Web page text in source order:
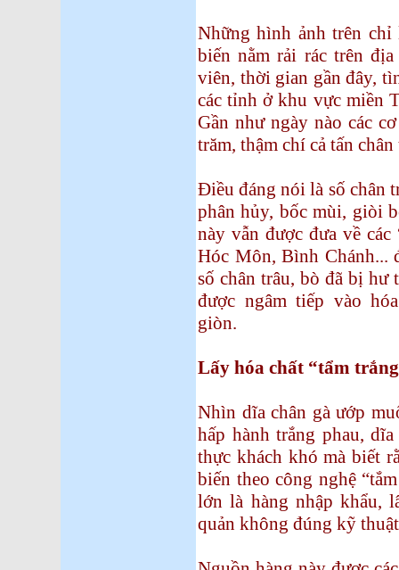
Những hình ảnh trên chỉ
biến nằm rải rác trên
viên, thời gian gần đây,
các tỉnh ở khu vực miền
Gần như ngày nào các
trăm, thậm chí cả tấn
Điều đáng nói là số chân
phân hủy, bốc mùi, giòi
này vẫn được đưa về
Hóc Môn, Bình Chánh...
số chân trâu, bò đã bị hư
được ngâm tiếp vào
giòn.
Lấy hóa chất “tẩm
Nhìn dĩa chân gà ướp
hấp hành trắng phau,
thực khách khó mà biết
biến theo công nghệ
lớn là hàng nhập khẩu,
quản không đúng kỹ